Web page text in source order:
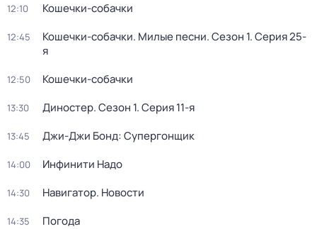
12:10 Кошечки-собачки
12:45 Кошечки-собачки. Милые песни. Сезон 1. Серия 25-
я
12:50 Кошечки-собачки
13:30 Диностер. Сезон 1. Серия 11-я
13:45 Джи-Джи Бонд: Супергонщик
14:00 Инфинити Надо
14:30 Навигатор. Новости
14:35 Погода